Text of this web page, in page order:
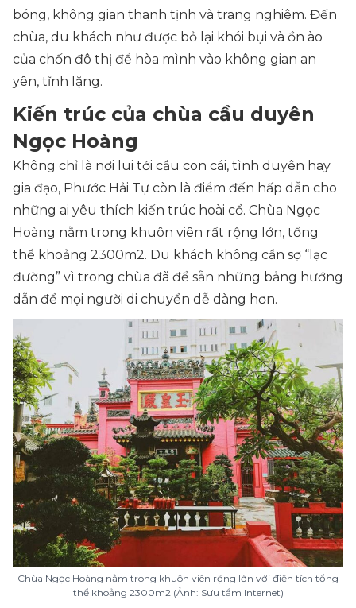
bóng, không gian thanh tịnh và trang nghiêm. Đến
chùa, du khách như được bỏ lại khói bụi và ồn ào
của chốn đô thị để hòa mình vào không gian an
yên, tĩnh lặng.
Kiến trúc của chùa cầu duyên
Ngọc Hoàng
Không chỉ là nơi lui tới cầu con cái, tình duyên hay
gia đạo, Phước Hải Tự còn là điểm đến hấp dẫn cho
những ai yêu thích kiến trúc hoài cổ. Chùa Ngọc
Hoàng nằm trong khuôn viên rất rộng lớn, tổng
thể khoảng 2300m2. Du khách không cần sợ “lạc
đường” vì trong chùa đã để sẵn những bảng hướng
dẫn để mọi người di chuyển dễ dàng hơn.
Chùa Ngọc Hoàng nằm trong khuôn viên rộng lớn với điện tích tổng
thể khoảng 2300m2 (Ảnh: Sưu tầm Internet)